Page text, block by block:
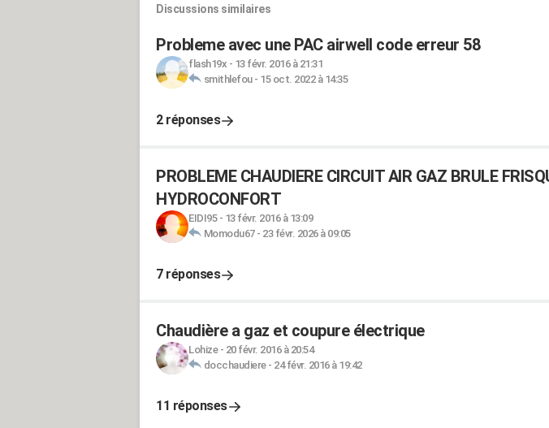
Discussions similaires
Probleme avec une PAC airwell code erreur 58
flash19x - 13 févr. 2016 à 21:31
smithlefou- 15 oct. 2022 à 14:35
2 réponses
PROBLEME CHAUDIERE CIRCUIT AIR GAZ BRULE
HYDROCONFORT
EIDI95- 13 févr. 2016 à 13:09
Momodu67- 23 févr. 2026 à 09:05
7 réponses
Chaudière a gaz et coupure électrique
Lohize- 20 févr. 2016 à 20:54
docchaudiere- 24 févr. 2016 à 19:42
11 réponses